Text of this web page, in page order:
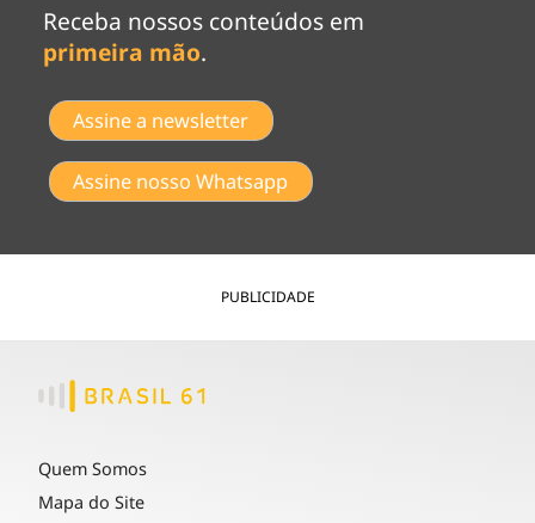
Receba nossos conteúdos em
primeira mão.
Assine a newsletter
Assine nosso Whatsapp
PUBLICIDADE
Quem Somos
Mapa do Site